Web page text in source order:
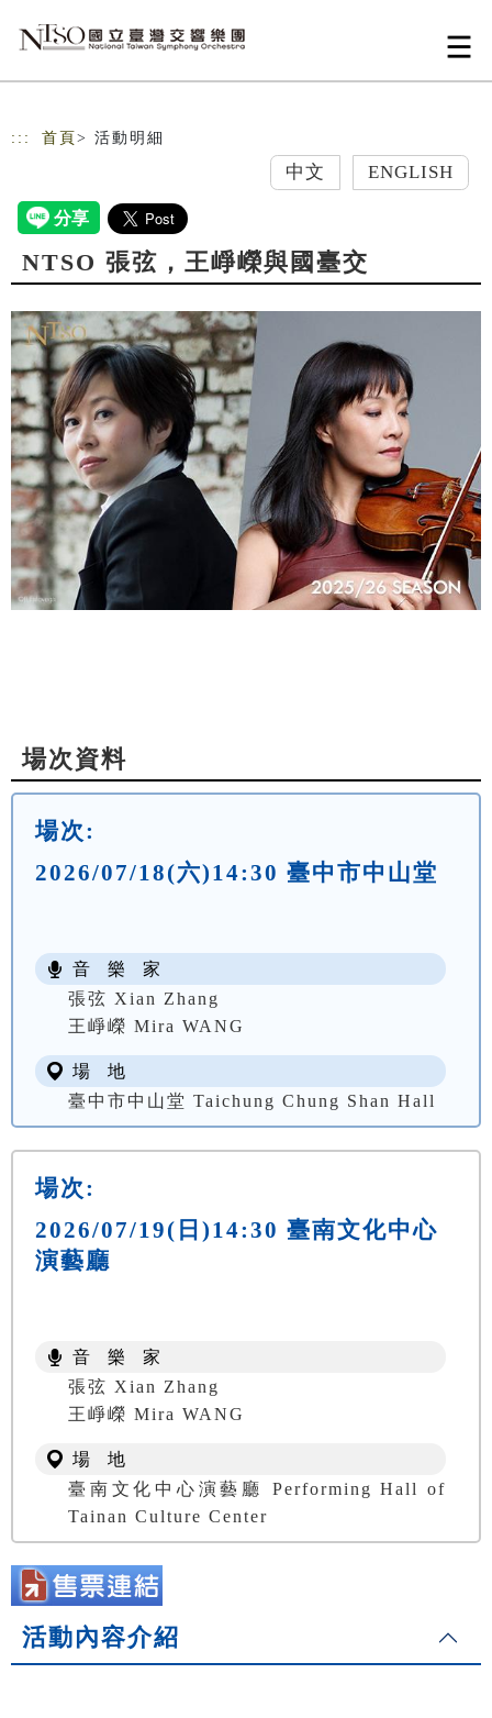
::: 首頁 > 活動明細
中文 ENGLISH
NTSO 張弦，王崢嶸與國臺交
場次資料
場次:
2026/07/18(六)14:30 臺中市中山堂
音 樂 家
張弦 Xian Zhang
王崢嶸 Mira WANG
場 地
臺中市中山堂 Taichung Chung Shan Hall
場次:
2026/07/19(日)14:30 臺南文化中心
演藝廳
音 樂 家
張弦 Xian Zhang
王崢嶸 Mira WANG
場 地
臺南文化中心演藝廳 Performing Hall of
Tainan Culture Center
活動內容介紹